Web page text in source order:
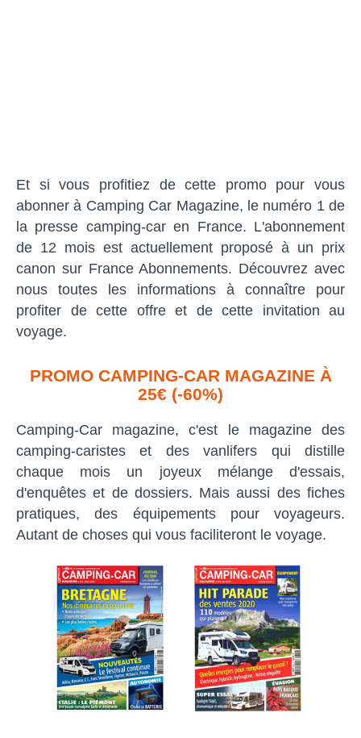
Et si vous profitiez de cette promo pour vous
abonner à Camping Car Magazine, le numéro 1 de
la presse camping-car en France. L'abonnement
de 12 mois est actuellement proposé à un prix
canon sur France Abonnements. Découvrez avec
nous toutes les informations à connaître pour
profiter de cette offre et de cette invitation au
voyage.
PROMO CAMPING-CAR MAGAZINE À
25€ (-60%)
Camping-Car magazine, c'est le magazine des
camping-caristes et des vanlifers qui distille
chaque mois un joyeux mélange d'essais,
d'enquêtes et de dossiers. Mais aussi des fiches
pratiques, des équipements pour voyageurs.
Autant de choses qui vous faciliteront le voyage.